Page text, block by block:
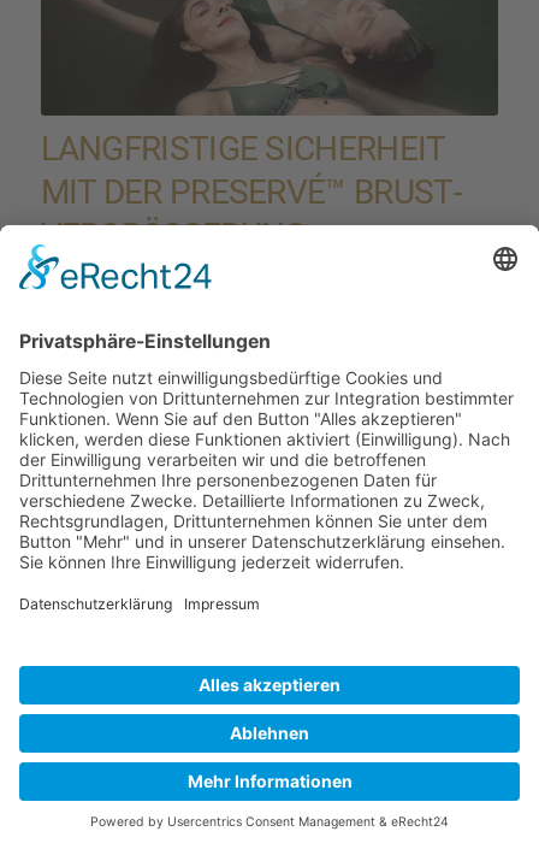
LANGFRIS­TIGE SICHER­HEIT
MIT DER PRESERVÉ™ BRUST­
VER­GRÖ­SSE­RUNG
Ein weite­rer wichti­ger Aspekt ist die langfris­tige
Sicher­heit mit der Preservé™ Technik. Viele
angenehme Gefühl nach der Preservé™ Brust­ver­
grö­ße­rung. Durch den sehr schonen­den OP-
Ablauf, den Sie wach miter­le­ben können, haben
die Patien­tin­nen deutlich weniger Spannungs­ge­
fühle als bei herkömm­li­chen Brust­ver­grö­ße­run­
gen und können in der Regel schnel­ler wieder in
ihren Alltag zurück­keh­ren. Auch optisch zeigt
von nur 2cm in der Unter­brust­falte verheilt meist
so unauf­fäl­lig, dass später kaum noch eine
Narbe erkenn­bar ist. Das unter­stützt den
Wunsch vieler Frauen nach einer möglichst
diskre­ten Verän­de­rung, die ausschließ­lich die